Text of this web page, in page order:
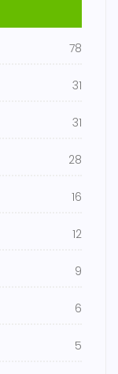
78
31
31
28
16
12
9
6
5